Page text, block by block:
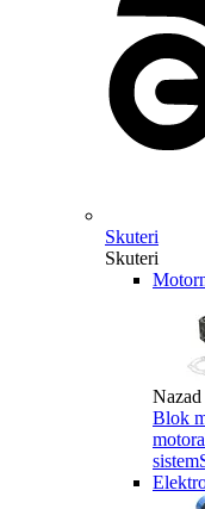
Skuteri
Skuteri
Nazad
Blok
motora
sistem